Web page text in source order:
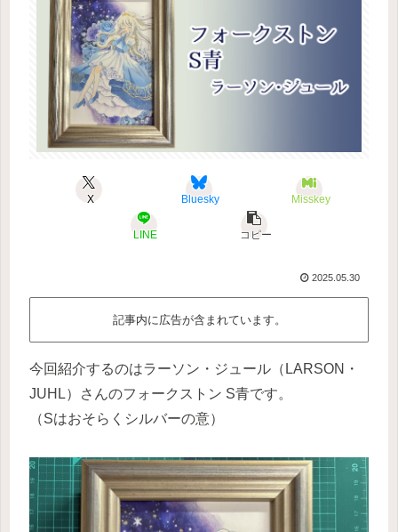
X Bluesky Misskey
LINE コピー
2025.05.30
記事内に広告が含まれています。
今回紹介するのはラーソン・ジュール（LARSON・
JUHL）さんのフォークストン S青です。
（Sはおそらくシルバーの意）